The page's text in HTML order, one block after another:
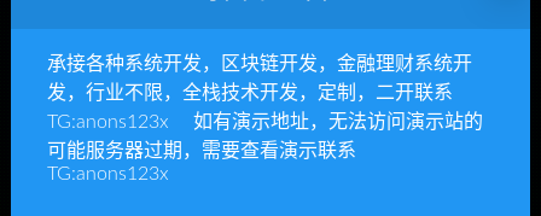
昵称*
E-mail*
承接各种系统开发，区块链开发，金融理财系统开
发，行业不限，全栈技术开发，定制，二开联系
TG:anons123x 如有演示地址，无法访问演示站的
可能服务器过期，需要查看演示联系
TG:anons123x